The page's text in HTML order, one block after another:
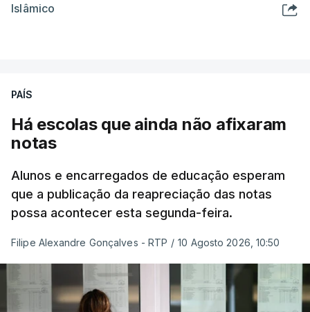
Islâmico
PAÍS
Há escolas que ainda não afixaram
notas
Alunos e encarregados de educação esperam
que a publicação da reapreciação das notas
possa acontecer esta segunda-feira.
Filipe Alexandre Gonçalves - RTP / 10 Agosto 2026, 10:50